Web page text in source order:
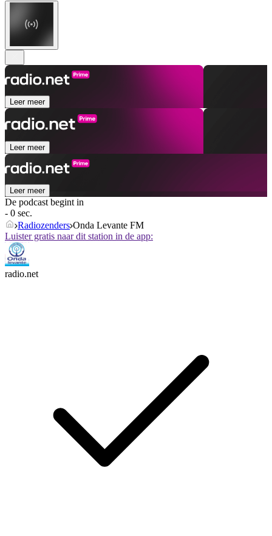
Leer meer
Leer meer
Leer meer
De podcast begint in
- 0 sec.
Radiozenders Onda Levante FM
Luister gratis naar dit station in de app:
radio.net